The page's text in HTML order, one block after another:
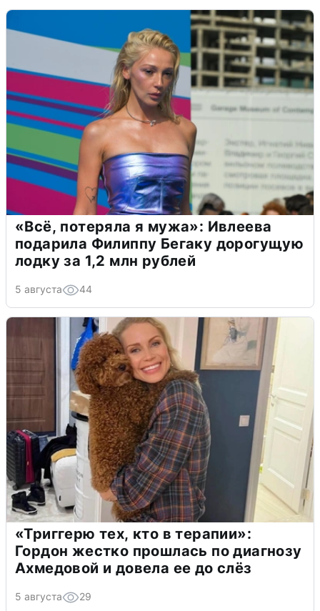
«Всё, потеряла я мужа»: Ивлеева
подарила Филиппу Бегаку дорогущую
лодку за 1,2 млн рублей
5 августа 44
«Триггерю тех, кто в терапии»:
Гордон жестко прошлась по диагнозу
Ахмедовой и довела ее до слёз
5 августа 29